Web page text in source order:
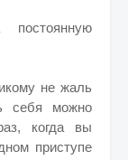
не жаль
себя можно
когда вы
приступе